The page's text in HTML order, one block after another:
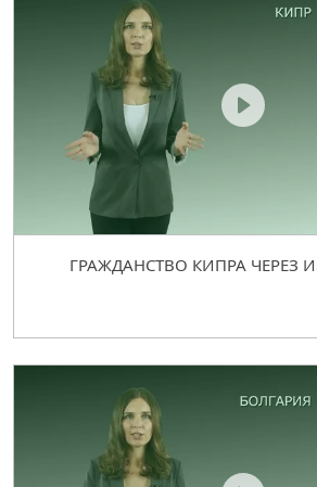
ГРАЖДАНСТВО КИПРА ЧЕРЕЗ